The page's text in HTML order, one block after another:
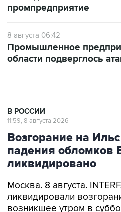
8 августа 06:42
области подверглось
Возгорание на
падения обломков
ликвидировано
Москва. 8 августа.
возникшее утром в
обломков БПЛА,